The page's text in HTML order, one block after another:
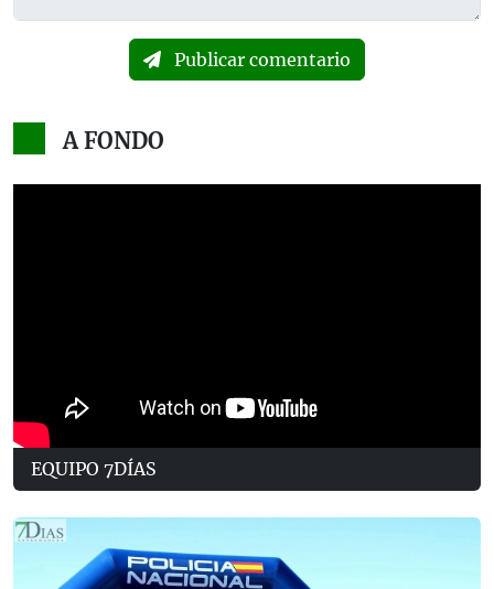
Publicar comentario
A FONDO
EQUIPO 7DÍAS